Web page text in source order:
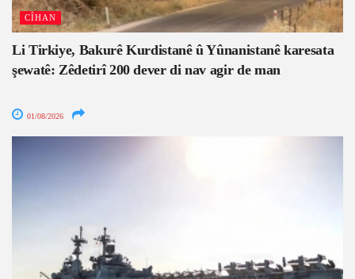
CÎHAN
Li Tirkiye, Bakurê Kurdistanê û Yûnanistanê karesata
şewatê: Zêdetirî 200 dever di nav agir de man
01/08/2026